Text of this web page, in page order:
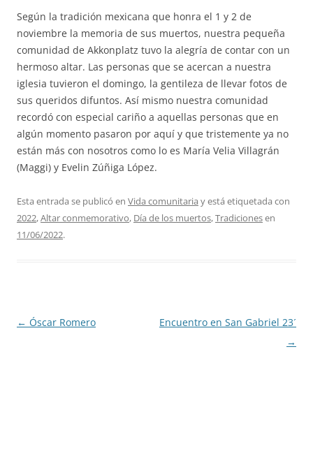
Según la tradición mexicana que honra el 1 y 2 de
noviembre la memoria de sus muertos, nuestra pequeña
comunidad de Akkonplatz tuvo la alegría de contar con un
hermoso altar. Las personas que se acercan a nuestra
iglesia tuvieron el domingo, la gentileza de llevar fotos de
sus queridos difuntos. Así mismo nuestra comunidad
recordó con especial cariño a aquellas personas que en
algún momento pasaron por aquí y que tristemente ya no
están más con nosotros como lo es María Velia Villagrán
(Maggi) y Evelin Zúñiga López.
Esta entrada se publicó en Vida comunitaria y está etiquetada con
2022,Altar conmemorativo, Día de los muertos,Tradicionesen
11/06/2022.
Navegación
← Óscar Romero
Encuentro en San Gabriel 23´
→